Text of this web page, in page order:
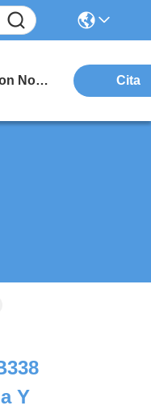
Contacta Con Nosotros Cita
Y